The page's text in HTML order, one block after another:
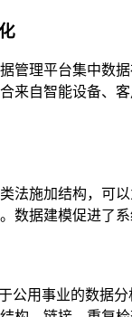
管理平台集中数
来自智能设备、
法施加结构，可
数据建模促进了
公用事业的数据